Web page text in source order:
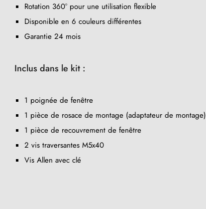
Rotation 360° pour une utilisation flexible
Disponible en 6 couleurs différentes
Garantie 24 mois
Inclus dans le kit :
1 poignée de fenêtre
1 pièce de rosace de montage (adaptateur de montage)
1 pièce de recouvrement de fenêtre
2 vis traversantes M5x40
Vis Allen avec clé